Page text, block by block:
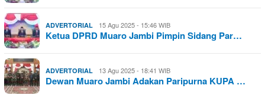
ADVERTORIAL 15 Agu 2025 - 15:46 WIB
Ketua DPRD Muaro Jambi Pimpin Sidang Par…
ADVERTORIAL 13 Agu 2025 - 18:41 WIB
Dewan Muaro Jambi Adakan Paripurna KUPA …